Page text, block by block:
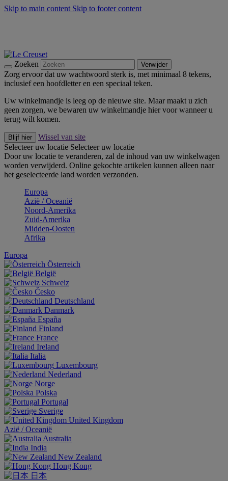
Skip to main content Skip to footer content
Zoeken Verwijder
Zorg ervoor dat uw wachtwoord sterk is, met minimaal 8 tekens,
inclusief een hoofdletter en een speciaal teken.
Uw winkelmandje is leeg op de nieuwe site. Maar maakt u zich
geen zorgen, we bewaren uw winkelmandje hier voor wanneer u
terug wilt komen.
Blijf hier
Wissel van site
Selecteer uw locatie Selecteer uw locatie
Door uw locatie te veranderen, zal de inhoud van uw winkelwagen
worden verwijderd. Online gekochte artikelen kunnen alleen naar
het geselecteerde land worden verzonden.
Europa
Aziё / Oceaniё
Noord-Amerika
Zuid-Amerika
Midden-Oosten
Afrika
Europa
Österreich
België
Schweiz
Česko
Deutschland
Danmark
España
Finland
France
Ireland
Italia
Luxembourg
Nederland
Norge
Polska
Portugal
Sverige
United Kingdom
Aziё / Oceaniё
Australia
India
New Zealand
Hong Kong
日本